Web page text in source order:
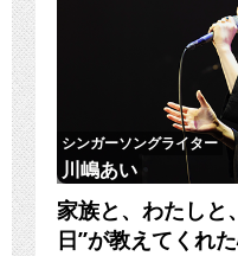
シンガーソングライター
川嶋あい
家族と、わたし
日”が教えてくれ